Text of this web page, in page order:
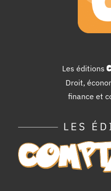
Les éditions
Droit,
finance et